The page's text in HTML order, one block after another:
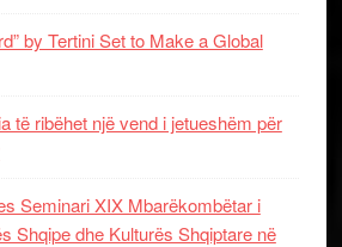
by Tertini Set to Make a Global
të ribëhet një vend i jetueshëm për
Seminari XIX Mbarëkombëtar i
Shqipe dhe Kulturës Shqiptare në